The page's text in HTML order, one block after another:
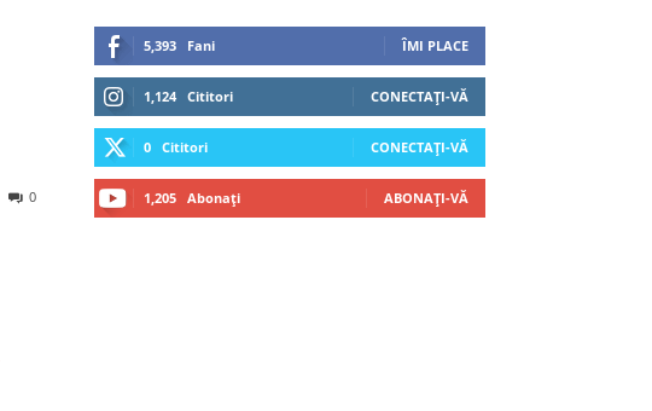
0
5,393 Fani ÎMI PLACE
1,124 Cititori CONECTAȚI-VĂ
0 Cititori CONECTAȚI-VĂ
1,205 Abonați ABONAȚI-VĂ